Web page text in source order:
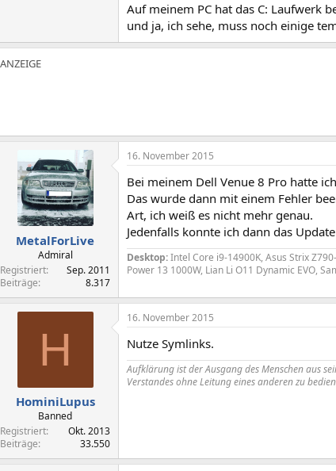
Auf meinem PC hat das C: Laufwerk
und ja, ich sehe, muss noch einige
MetalForLive
Admiral
Registriert
Sep. 2011
Beiträge
8.317
16. November 2015
Bei meinem Dell Venue 8 Pro hatte
Das wurde dann mit einem Fehler
Art, ich weiß es nicht mehr genau.
Jedenfalls konnte ich dann das
Desktop:Intel Core i9-14900K, Asus Strix
Power 13 1000W, Lian Li O11 Dynamic EVO,
H
HominiLupus
Banned
Registriert
Okt. 2013
Beiträge
33.550
16. November 2015
Nutze Symlinks.
Aufklärung ist der Ausgang des Menschen aus
Verstandes ohne Leitung eines anderen zu